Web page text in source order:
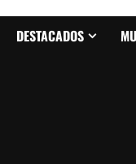
DESTACADOS